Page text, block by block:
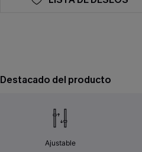
Destacado del producto
Ajustable